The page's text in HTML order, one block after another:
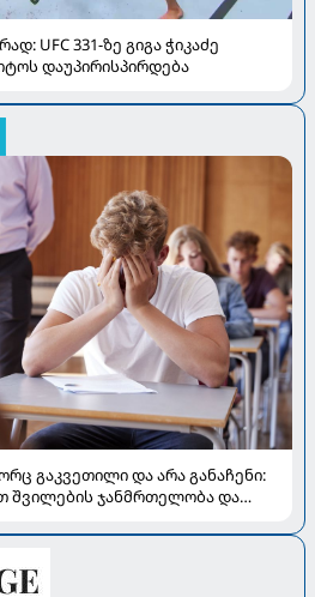
UFC 331-ზე გიგა ჭიკაძე
დაუპირისპირდება
გაკვეთილი და არა განაჩენი:
შვილების ჯანმრთელობა და